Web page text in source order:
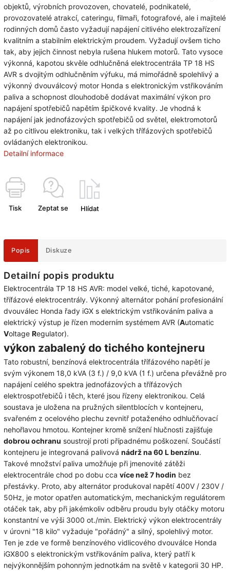
objektů, výrobních provozoven, chovatelé, podnikatelé,
provozovatelé atrakcí, cateringu, filmaři, fotografové, ale i majitelé
rodinných domů často vyžadují napájení citlivého elektrozařízení
kvalitním a stabilním elektrickým proudem. Vyžadují ovšem ticho
tak, aby jejich činnost nebyla rušena hlukem motorů. Tato vysoce
výkonná, kapotou skvěle odhlučněná elektrocentrála TP 18 HS
AVR s dvojitým odhlučněním výfuku, má mimořádně spolehlivý a
výkonný dvouválcový motor Honda s elektronickým vstřikováním
paliva a schopnost dlouhodobě dodávat maximální výkon pro
napájení spotřebičů napětím špičkové kvality. Je vhodná k
napájení jak jednofázových spotřebičů od světel, elektromotorů
až po citlivou elektroniku, tak i velkých třífázových spotřebičů
ovládaných elektronikou.
Detailní informace
Tisk Zeptat se Hlídat
Popis Diskuze
Detailní popis produktu
Elektrocentrála TP 18 HS AVR: model velké, tiché, kapotované,
třífázové elektrocentrály. Výkonný alternátor pohání profesionální
dvouválec Honda řady iGX s elektrickým vstřikováním paliva a
elektrický výstup je řízen moderním systémem AVR (Automatic
Voltage Regulator).
výkon zabalený do tichého kontejneru
Tato robustní, benzínová elektrocentrála třífázového napětí je
svým výkonem 18,0 kVA (3 f.) / 9,0 kVA (1 f.) určena převážně pro
napájení celého spektra jednofázových a třífázových
elektrospotřebičů i těch, které jsou řízeny elektronikou. Celá
soustava je uložena na pružných silentblocích v kontejneru,
svařeném z ocelového plechu zevnitř potaženého odhlučňovací
nehořlavou hmotou. Kontejner kromě snížení hlučnosti zajišťuje
dobrou ochranu soustrojí proti případnému poškození. Součástí
kontejneru je integrovaná palivová nádrž na 60 L benzínu.
Takové množství paliva umožňuje při jmenovité zátěži
elektrocentrále chod po dobu cca více než 7 hodin bez
přestávky. Proto, aby alternátor produkoval napětí 400V / 230V /
50Hz, je motor opatřen automatickým, mechanickým regulátorem
otáček tak, aby při jakémkoliv odběru proudu byly otáčky motoru
konstantní ve výši 3000 ot./min. Elektrický výkon elektrocentrály
v úrovni "18 kilo" vyžaduje "pořádný" a silný, spolehlivý motor.
Ten je zde ve formě benzínového vidlicového dvouválce Honda
iGX800 s elektronickým vstřikováním paliva, který patří k
nejvýkonnějším pohonným jednotkám na světě v kategorii 30 HP.